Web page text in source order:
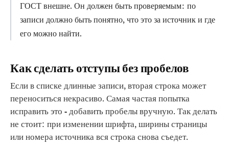
ГОСТ внешне. Он должен быть проверяемым: по
записи должно быть понятно, что это за источник и где
его можно найти.
Как сделать отступы без пробелов
Если в списке длинные записи, вторая строка может
переноситься некрасиво. Самая частая попытка
исправить это - добавить пробелы вручную. Так делать
не стоит: при изменении шрифта, ширины страницы
или номера источника вся строка снова съедет.